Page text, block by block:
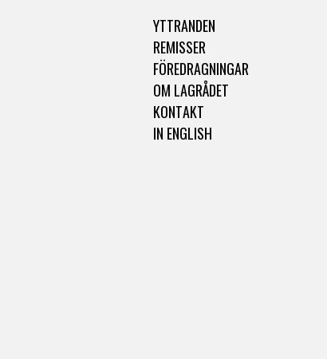
YTTRANDEN
REMISSER
FÖREDRAGNINGAR
OM LAGRÅDET
KONTAKT
IN ENGLISH